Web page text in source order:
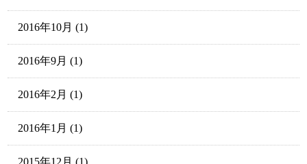
2016年10月 (1)
2016年9月 (1)
2016年2月 (1)
2016年1月 (1)
2015年12月 (1)